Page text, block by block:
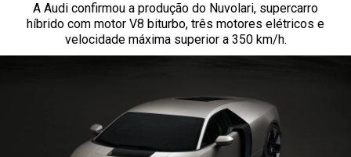
A Audi confirmou a produção do Nuvolari, supercarro
híbrido com motor V8 biturbo, três motores elétricos e
velocidade máxima superior a 350 km/h.